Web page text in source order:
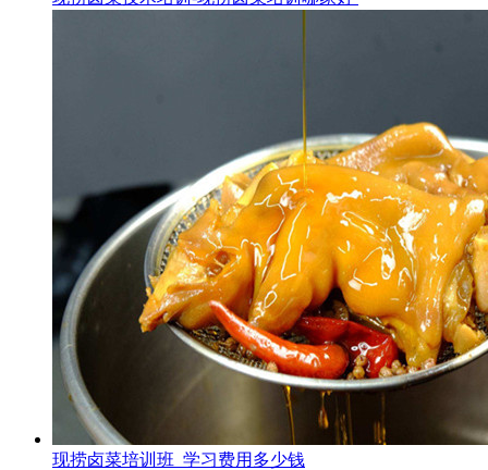
现捞卤菜培训班_学习费用多少钱